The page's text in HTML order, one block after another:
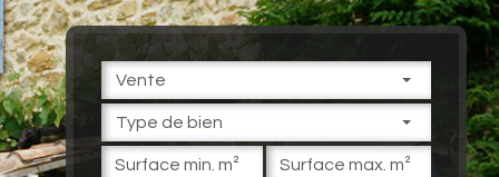
Vente
Type de bien